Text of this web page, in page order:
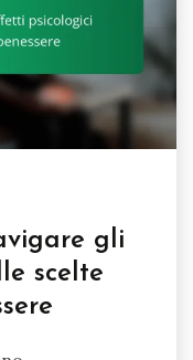
Riconoscendo
finanziarie
creare un
finanziario, dove
a una vita più
gli
scelte